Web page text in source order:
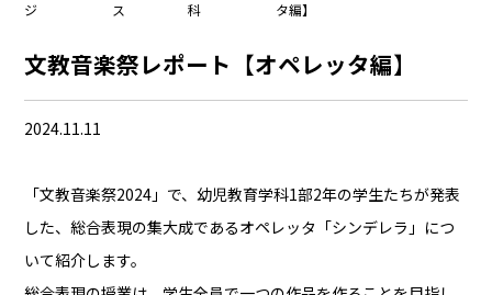
ジ
ス
科
タ編】
文教音楽祭レポート【オペレッタ編】
2024.11.11
「文教音楽祭2024」で、幼児教育学科1部2年の学生たちが発表
した、総合表現の集大成であるオペレッタ「シンデレラ」につ
いて紹介します。